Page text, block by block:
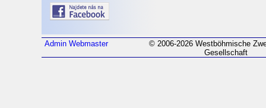
Admin Webmaster
© 2006-2026 Westböhmische
Gesellschaft